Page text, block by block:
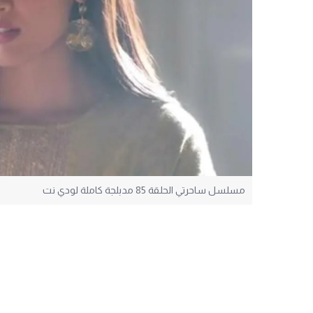
مسلسل ساحرتي الحلقة 85 مدبلجة كاملة لودي نت